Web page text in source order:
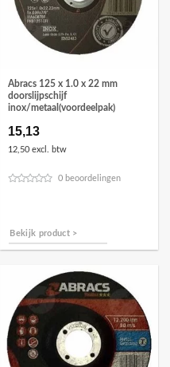
Abracs 125 x 1.0 x 22 mm
doorslijpschijf
inox/metaal(voordeelpak)
15,13
12,50 excl. btw
0 beoordelingen
Bekijk product >